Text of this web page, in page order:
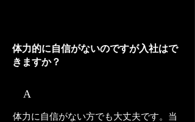
​体力的に自信がないのですが入社はで
きますか？
​A
体力に自信がない方でも大丈夫です。当